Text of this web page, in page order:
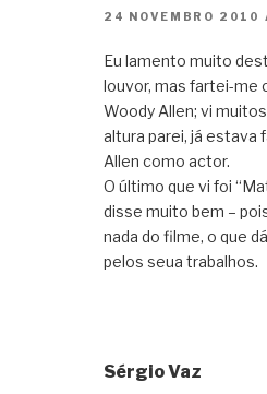
24 NOVEMBRO 2010
Eu lamento muito
louvor, mas fartei-me
Woody Allen; vi
altura parei, já estava
Allen como actor.
O último que vi foi
disse muito bem –
nada do filme, o que
pelos seua trabalhos.
Sérgio Vaz